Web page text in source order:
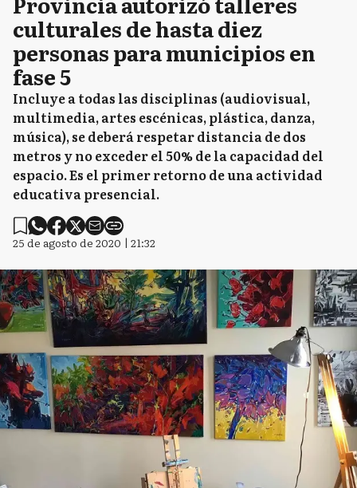
culturales de hasta diez
personas para municipios en
fase 5
Incluye a todas las disciplinas (audiovisual,
multimedia, artes escénicas, plástica, danza,
música), se deberá respetar distancia de dos
metros y no exceder el 50% de la capacidad del
espacio. Es el primer retorno de una actividad
educativa presencial.
25 de agosto de 2020 | 21:32